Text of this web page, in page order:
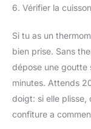
6. Vérifier la
Si tu as un
bien prise. Sans
dépose une goutte
minutes. Attends
doigt: si elle plisse,
confiture a